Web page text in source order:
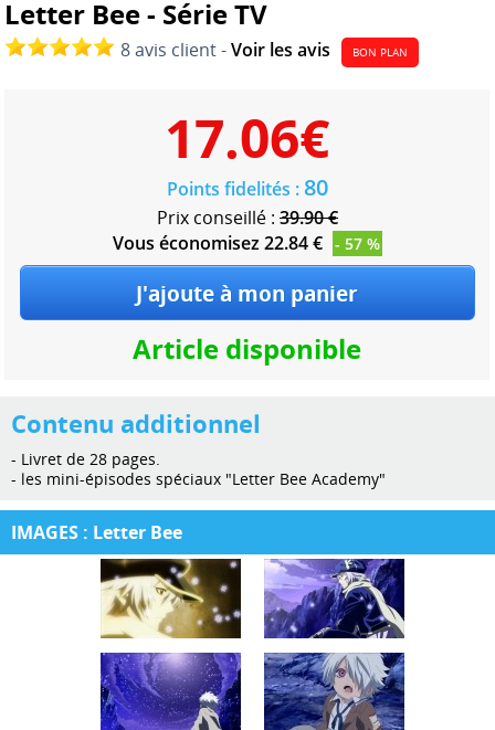
Letter Bee - Série TV
8 avis client -Voir les avis BON PLAN
17.06€
Points fidelités : 80
Prix conseillé : 39.90 €
Vous économisez 22.84 € - 57 %
Article disponible
Contenu additionnel
- Livret de 28 pages.
- les mini-épisodes spéciaux "Letter Bee Academy"
IMAGES : Letter Bee